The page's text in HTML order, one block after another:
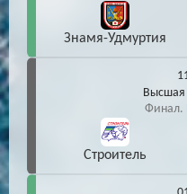
Знамя-Удмуртия
Высшая
Финал.
Строитель